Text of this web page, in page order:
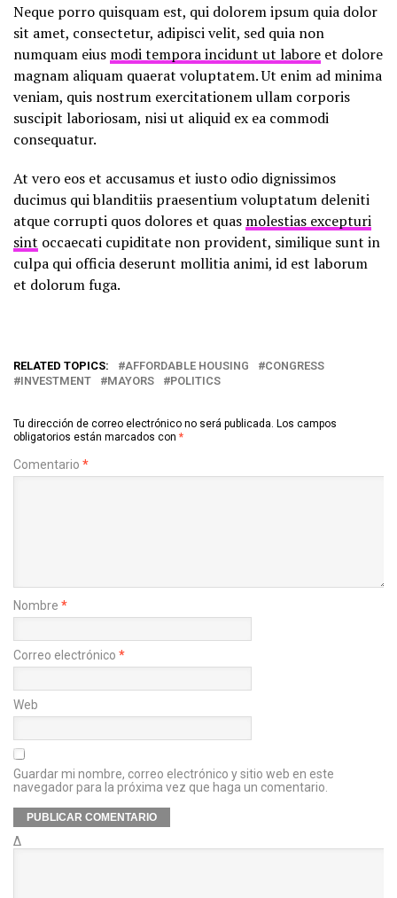
Neque porro quisquam est, qui dolorem ipsum quia dolor
sit amet, consectetur, adipisci velit, sed quia non
numquam eius modi tempora incidunt ut labore et dolore
magnam aliquam quaerat voluptatem. Ut enim ad minima
veniam, quis nostrum exercitationem ullam corporis
suscipit laboriosam, nisi ut aliquid ex ea commodi
consequatur.
At vero eos et accusamus et iusto odio dignissimos
ducimus qui blanditiis praesentium voluptatum deleniti
atque corrupti quos dolores et quas molestias excepturi
sint occaecati cupiditate non provident, similique sunt in
culpa qui officia deserunt mollitia animi, id est laborum
et dolorum fuga.
RELATED TOPICS: AFFORDABLE HOUSING
CONGRESS
INVESTMENT
MAYORS POLITICS
Tu dirección de correo electrónico no será publicada. Los campos
obligatorios están marcados con *
Comentario *
Nombre *
Correo electrónico *
Web
Guardar mi nombre, correo electrónico y sitio web en este
navegador para la próxima vez que haga un comentario.
Δ